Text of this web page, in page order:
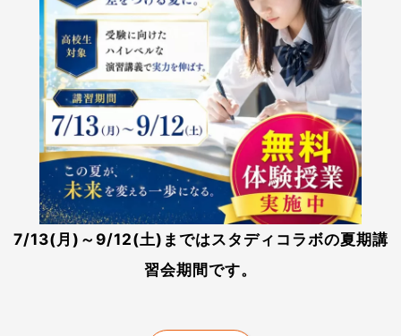
7/13(月)～9/12(土)まではスタディコラボの夏期講
習会期間です。